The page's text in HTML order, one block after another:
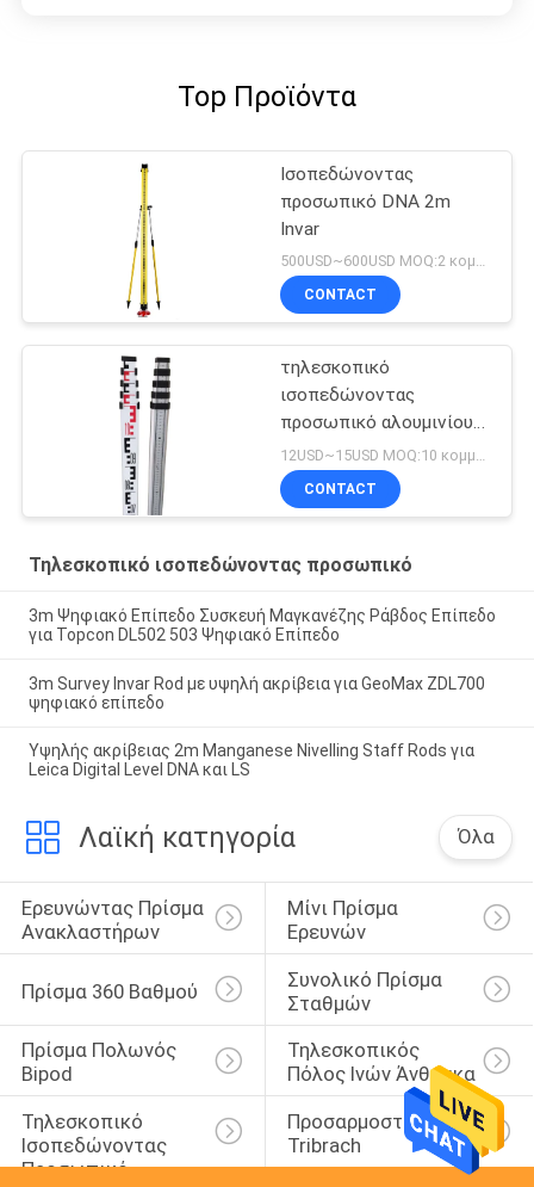
Top Προϊόντα
Ισοπεδώνοντας
προσωπικό DNA 2m
Invar
500USD~600USD MOQ:2 κομμάτια
CONTACT
τηλεσκοπικό
ισοπεδώνοντας
προσωπικό αλουμινίου
5m
CONTACT
Τηλεσκοπικό ισοπεδώνοντας προσωπικό
3m Ψηφιακό Επίπεδο Συσκευή Μαγκανέζης Ράβδος Επίπεδο
για Topcon DL502 503 Ψηφιακό Επίπεδο
3m Survey Invar Rod με υψηλή ακρίβεια για GeoMax ZDL700
ψηφιακό επίπεδο
Υψηλής ακρίβειας 2m Manganese Nivelling Staff Rods για
Leica Digital Level DNA και LS
Λαϊκή κατηγορία Όλα
Ερευνώντας Πρίσμα
Ανακλαστήρων
Μίνι Πρίσμα
Ερευνών
Πρίσμα 360 Βαθμού
Συνολικό Πρίσμα
Σταθμών
Πρίσμα Πολωνός
Bipod
Τηλεσκοπικός
Πόλος Ινών Άνθρακα
Τηλεσκοπικό
Ισοπεδώνοντας
Προσωπικό
Προσαρμοστής
Tribrach